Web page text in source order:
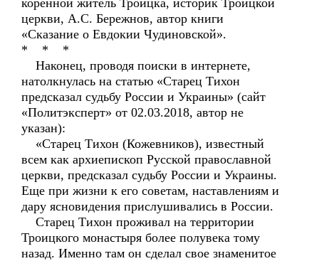
коренной житель Троицка, историк Троицкой
церкви, А.С. Бережнов, автор книги
«Сказание о Евдокии Чудиновской».
* * *
Наконец, проводя поиски в интернете,
натолкнулась на статью «Старец Тихон
предсказал судьбу России и Украины» (сайт
«Политэксперт» от 02.03.2018, автор не
указан):
«Старец Тихон (Кожевников), известный
всем как архиепископ Русской православной
церкви, предсказал судьбу России и Украины.
Еще при жизни к его советам, наставлениям и
дару ясновидения прислушивались в России.
Старец Тихон проживал на территории
Троицкого монастыря более полувека тому
назад. Именно там он сделал свое знаменитое